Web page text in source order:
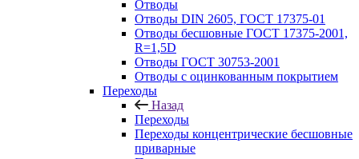
Отводы
Отводы DIN 2605, ГОСТ 17375-01
Отводы бесшовные ГОСТ 17375-2001,
R=1,5D
Отводы ГОСТ 30753-2001
Отводы с оцинкованным покрытием
Переходы
Назад
Переходы
Переходы концентрические бесшовные
приварные